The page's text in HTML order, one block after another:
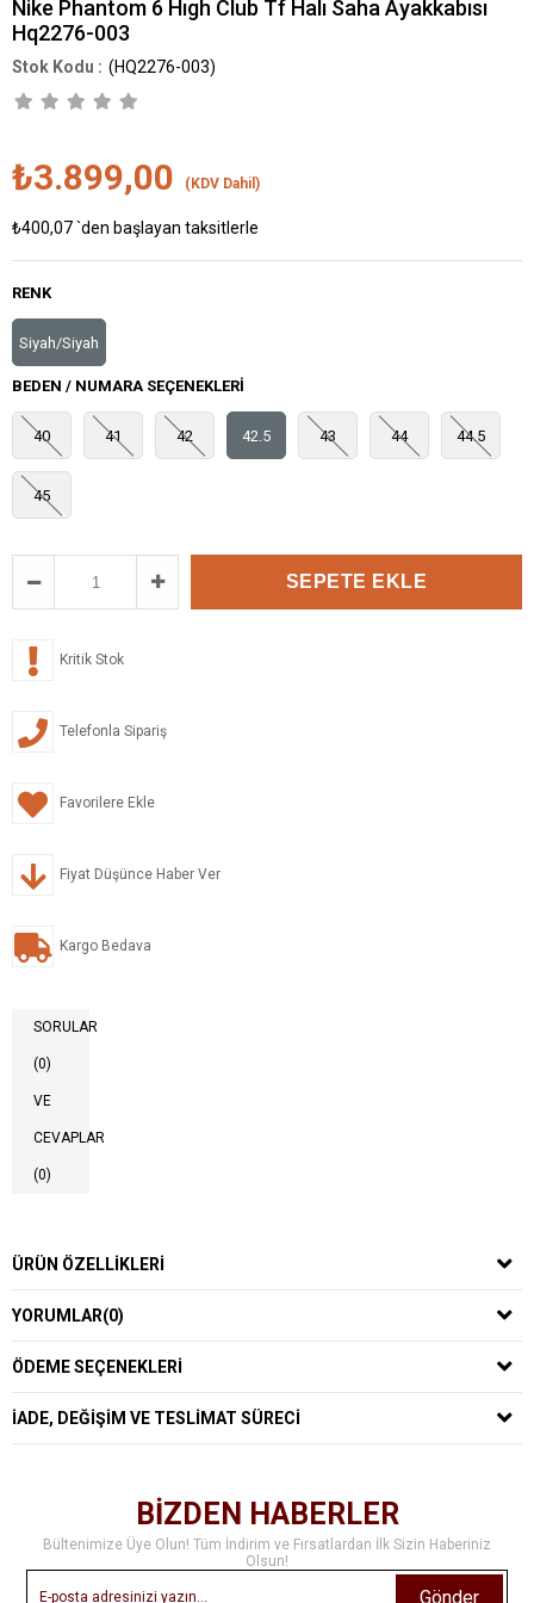
Nike Phantom 6 Hıgh Club Tf Halı Saha Ayakkabısı
Hq2276-003
(HQ2276-003)
₺3.899,00 (KDV Dahil)
₺400,07`den başlayan taksitlerle
RENK
Siyah/Siyah
BEDEN / NUMARA SEÇENEKLERI
40 41 42 42.5 43 44 44.5
45
Kritik Stok
Telefonla Sipariş
Favorilere Ekle
Fiyat Düşünce Haber Ver
Kargo Bedava
SORULAR
(0)
VE
CEVAPLAR
(0)
ÜRÜN ÖZELLIKLERI
YORUMLAR(0)
ÖDEME SEÇENEKLERI
İADE, DEĞIŞIM VE TESLIMAT SÜRECI
BİZDEN HABERLER
Bültenimize Üye Olun! Tüm İndirim ve Fırsatlardan İlk Sizin Haberiniz
Olsun!
Gönder